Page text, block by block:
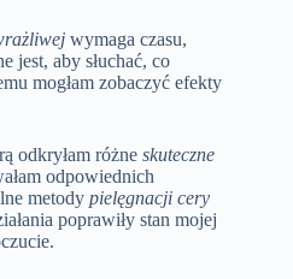
wymaga czasu,
jest, aby słuchać, co
mogłam zobaczyć efekty
odkryłam różne skuteczne
odpowiednich
metody pielęgnacji cery
poprawiły stan mojej